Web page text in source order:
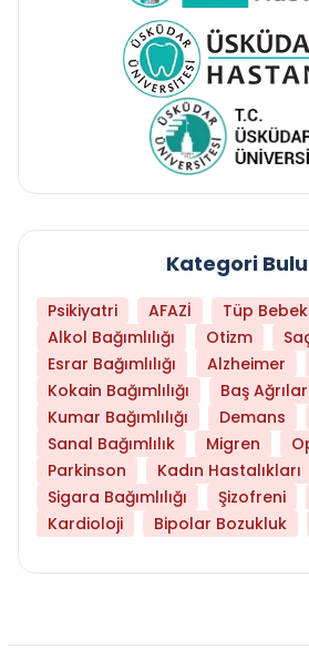
Kategori
Psikiyatri AFAZİ
Tüp Bebek
Alkol Bağımlılığı
Otizm
Esrar Bağımlılığı
Alzheimer
Kokain Bağımlılığı
Baş
Kumar Bağımlılığı
Demans
Sanal Bağımlılık
Migren
Parkinson
Kadın Hastalıkları
Sigara Bağımlılığı
Şizofreni
Kardioloji
Bipolar Bozukluk